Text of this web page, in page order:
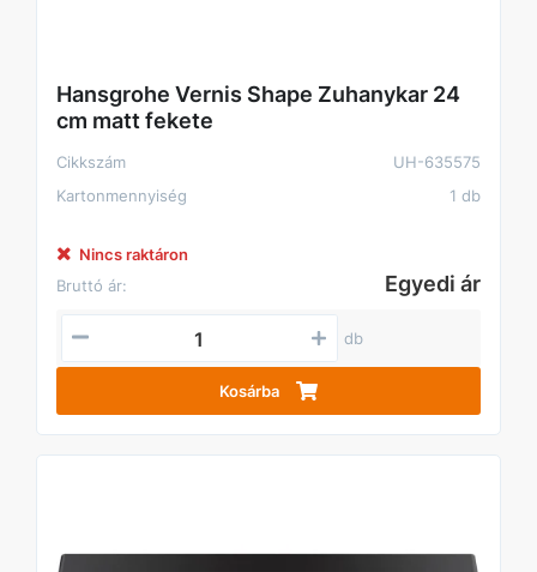
Hansgrohe Vernis Shape Zuhanykar 24
cm matt fekete
Cikkszám
UH-635575
Kartonmennyiség
1 db
Nincs raktáron
Bruttó ár:
Egyedi ár
db
Kosárba